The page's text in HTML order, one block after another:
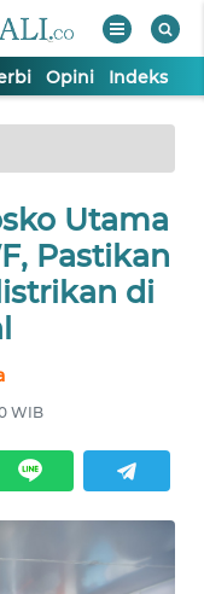
Opini Indeks
Utama
Pastikan
di
WIB